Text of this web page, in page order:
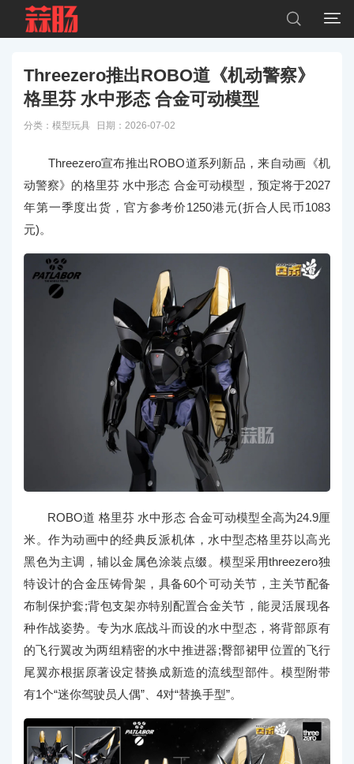


Threezero推出ROBO道《机动警察》
格里芬 水中形态 合金可动模型
分类： 模型玩具 日期：2026-07-02
Threezero宣布推出ROBO道系列新品，来自动画《机
动警察》的格里芬 水中形态 合金可动模型，预定将于2027
年第一季度出货，官方参考价1250港元(折合人民币1083
元)。
ROBO道 格里芬 水中形态 合金可动模型全高为24.9厘
米。作为动画中的经典反派机体，水中型态格里芬以高光
黑色为主调，辅以金属色涂装点缀。模型采用threezero独
特设计的合金压铸骨架，具备60个可动关节，主关节配备
布制保护套;背包支架亦特别配置合金关节，能灵活展现各
种作战姿势。专为水底战斗而设的水中型态，将背部原有
的飞行翼改为两组精密的水中推进器;臀部裙甲位置的飞行
尾翼亦根据原著设定替换成新造的流线型部件。模型附带
有1个“迷你驾驶员人偶”、4对“替换手型”。